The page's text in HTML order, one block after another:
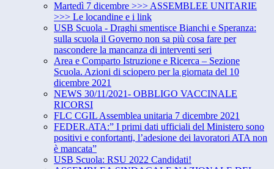
Martedì 7 dicembre >>> ASSEMBLEE UNITARIE
>>> Le locandine e i link
USB Scuola - Draghi smentisce Bianchi e Speranza:
sulla scuola il Governo non sa più cosa fare per
nascondere la mancanza di interventi seri
Area e Comparto Istruzione e Ricerca – Sezione
Scuola. Azioni di sciopero per la giornata del 10
dicembre 2021
NEWS 30/11/2021- OBBLIGO VACCINALE
RICORSI
FLC CGIL Assemblea unitaria 7 dicembre 2021
FEDER.ATA:” I primi dati ufficiali del Ministero sono
positivi e confortanti, l’adesione dei lavoratori ATA non
è mancata”
USB Scuola: RSU 2022 Candidati!